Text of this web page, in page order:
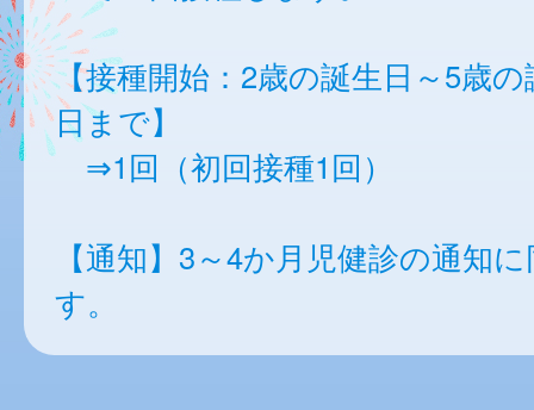
【接種開始：2歳の誕生日～5歳
日まで】
⇒1回（初回接種1回）
【通知】3～4か月児健診の通知
す。